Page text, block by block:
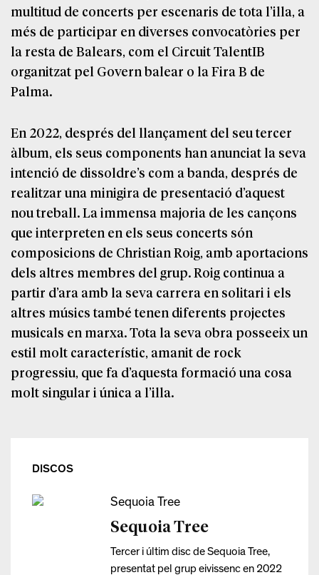
multitud de concerts per escenaris de tota l’illa, a
més de participar en diverses convocatòries per
la resta de Balears, com el Circuit TalentIB
organitzat pel Govern balear o la Fira B de
Palma.
En 2022, després del llançament del seu tercer
àlbum, els seus components han anunciat la seva
intenció de dissoldre’s com a banda, després de
realitzar una minigira de presentació d’aquest
nou treball. La immensa majoria de les cançons
que interpreten en els seus concerts són
composicions de Christian Roig, amb aportacions
dels altres membres del grup. Roig continua a
partir d’ara amb la seva carrera en solitari i els
altres músics també tenen diferents projectes
musicals en marxa. Tota la seva obra posseeix un
estil molt característic, amanit de rock
progressiu, que fa d’aquesta formació una cosa
molt singular i única a l’illa.
DISCOS
Sequoia Tree
Sequoia Tree
Tercer i últim disc de Sequoia Tree,
presentat pel grup eivissenc en 2022